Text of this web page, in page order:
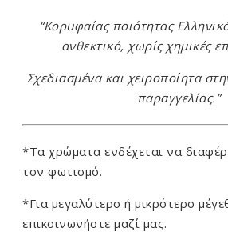
“Κορυφαίας ποιότητας
ανθεκτικό, χωρίς χημικές
Σχεδιασμένα και χειροποίητα
παραγγελίας.”
*Τα χρώματα ενδέχεται να
τον φωτισμό.
*Για μεγαλύτερο ή μικρότερο
επικοινωνήστε μαζί μας.